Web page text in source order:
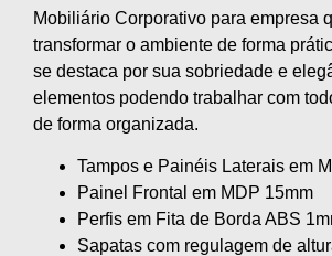
Mobiliário Corporativo para empresa
transformar o ambiente de forma
se destaca por sua sobriedade e
elementos podendo trabalhar com
de forma organizada.
Tampos e Painéis Laterais em
Painel Frontal em MDP 15mm
Perfis em Fita de Borda ABS
Sapatas com regulagem de